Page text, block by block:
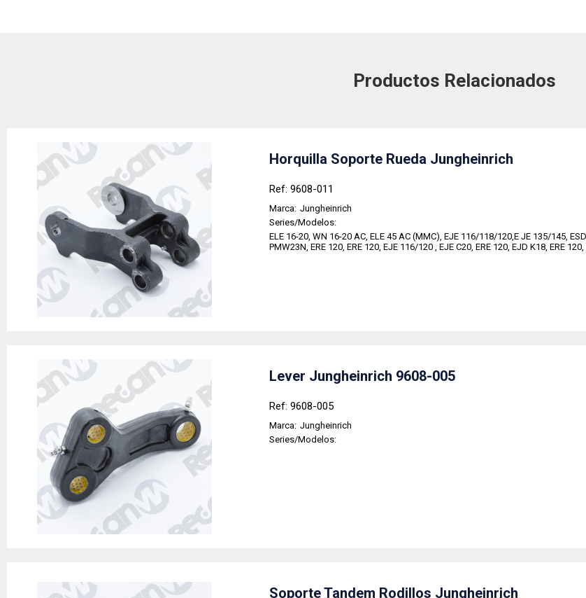
Productos Relacionados
Horquilla Soporte Rueda Jungheinrich
Ref: 9608-011
Marca: Jungheinrich
Series/Modelos:
ELE 16-20, WN 16-20 AC, ELE 45 AC (MMC), EJE 116/118/120,E JE 135/145,
PMW23N, ERE 120, ERE 120, EJE 116/120 , EJE C20, ERE 120, EJD K18, ERE 120,
Lever Jungheinrich 9608-005
Ref: 9608-005
Marca: Jungheinrich
Series/Modelos:
Soporte Tandem Rodillos Jungheinrich